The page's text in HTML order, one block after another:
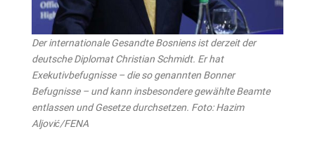
Der internationale Gesandte Bosniens ist derzeit der
deutsche Diplomat Christian Schmidt. Er hat
Exekutivbefugnisse – die so genannten Bonner
Befugnisse – und kann insbesondere gewählte Beamte
entlassen und Gesetze durchsetzen. Foto: Hazim
Aljović/FENA